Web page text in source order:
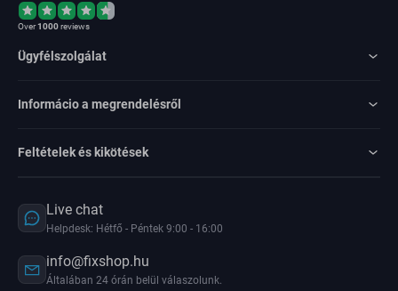
Over1000reviews
Ügyfélszolgálat
Informácio a megrendelésről
Feltételek és kikötések
Live chat
Helpdesk: Hétfő - Péntek 9:00 - 16:00
info@fixshop.hu
Általában 24 órán belül válaszolunk.